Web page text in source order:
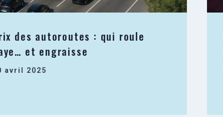
des autoroutes : qui roule
et engraisse
avril 2025